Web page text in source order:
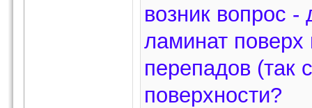
возник вопрос -
ламинат поверх
перепадов (так
поверхности?